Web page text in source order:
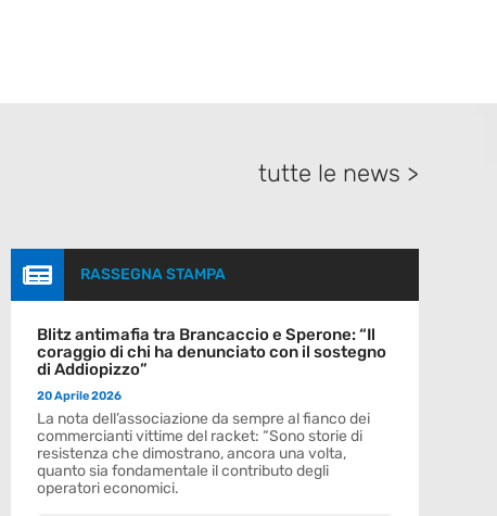
tutte le news >
 RASSEGNA STAMPA
Blitz antimafia tra Brancaccio e Sperone: “Il
coraggio di chi ha denunciato con il sostegno
di Addiopizzo”
20 Aprile 2026
La nota dell’associazione da sempre al fianco dei
commercianti vittime del racket: “Sono storie di
resistenza che dimostrano, ancora una volta,
quanto sia fondamentale il contributo degli
operatori economici.